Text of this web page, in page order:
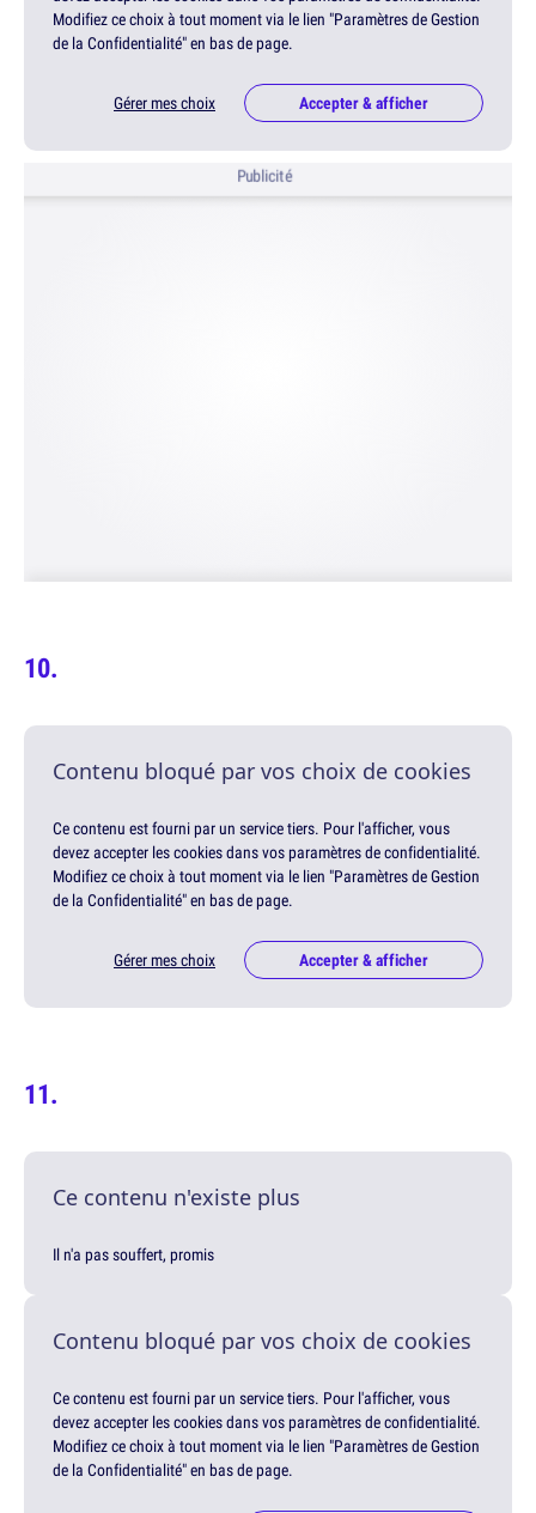
Modifiez ce choix à tout moment via le lien "Paramètres de Gestion
de la Confidentialité" en bas de page.
Gérer mes choix Accepter & afficher
Publicité
Contenu bloqué par vos choix de cookies
Ce contenu est fourni par un service tiers. Pour l'afficher, vous
devez accepter les cookies dans vos paramètres de confidentialité.
Modifiez ce choix à tout moment via le lien "Paramètres de Gestion
de la Confidentialité" en bas de page.
Gérer mes choix Accepter & afficher
Ce contenu n'existe plus
Il n'a pas souffert, promis
Contenu bloqué par vos choix de cookies
Ce contenu est fourni par un service tiers. Pour l'afficher, vous
devez accepter les cookies dans vos paramètres de confidentialité.
Modifiez ce choix à tout moment via le lien "Paramètres de Gestion
de la Confidentialité" en bas de page.